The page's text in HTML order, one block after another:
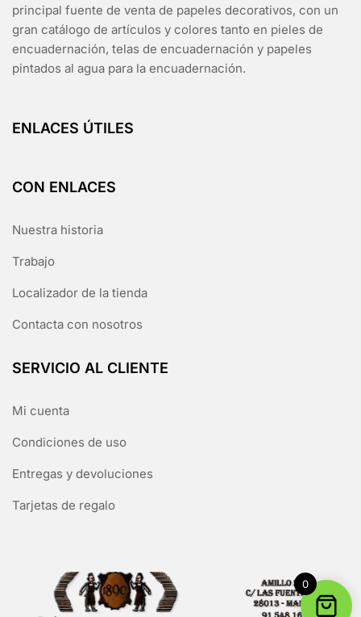
principal fuente de venta de papeles decorativos, con un
gran catálogo de artículos y colores tanto en pieles de
encuadernación, telas de encuadernación y papeles
pintados al agua para la encuadernación.
ENLACES ÚTILES
CON ENLACES
Nuestra historia
Trabajo
Localizador de la tienda
Contacta con nosotros
SERVICIO AL CLIENTE
Mi cuenta
Condiciones de uso
Entregas y devoluciones
Tarjetas de regalo
0